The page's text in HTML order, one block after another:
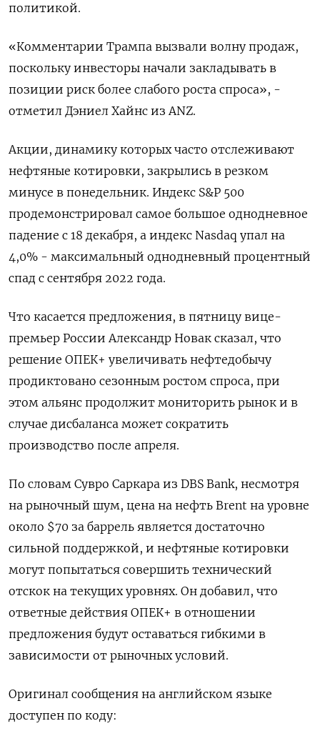
политикой.
«Комментарии Трампа вызвали волну продаж,
поскольку инвесторы начали закладывать в
позиции риск более слабого роста спроса», -
отметил Дэниел Хайнс из ANZ.
Акции, динамику которых часто отслеживают
нефтяные котировки, закрылись в резком
минусе в понедельник. Индекс S&P 500
продемонстрировал самое большое однодневное
падение с 18 декабря, а индекс Nasdaq упал на
4,0% - максимальный однодневный процентный
спад с сентября 2022 года.
Что касается предложения, в пятницу вице-
премьер России Александр Новак сказал, что
решение ОПЕК+ увеличивать нефтедобычу
продиктовано сезонным ростом спроса, при
этом альянс продолжит мониторить рынок и в
случае дисбаланса может сократить
производство после апреля.
По словам Сувро Саркара из DBS Bank, несмотря
на рыночный шум, цена на нефть Brent на уровне
около $70 за баррель является достаточно
сильной поддержкой, и нефтяные котировки
могут попытаться совершить технический
отскок на текущих уровнях. Он добавил, что
ответные действия ОПЕК+ в отношении
предложения будут оставаться гибкими в
зависимости от рыночных условий.
Оригинал сообщения на английском языке
доступен по коду: